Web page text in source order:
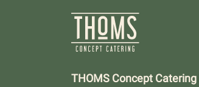
THOMS Concept Catering